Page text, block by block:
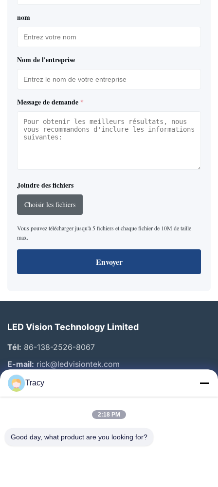
nom
Nom de l'entreprise
Message de demande *
Joindre des fichiers
Choisir les fichiers
Vous pouvez télécharger jusqu'à 5 fichiers et chaque fichier de 10M de taille
max.
Envoyer
LED Vision Technology Limited
Tél: 86-138-2526-8067
E-mail: rick@ledvisiontek.com
Liens Rapides
Produits
Tracy
2:18 PM
Good day, what product are you looking for?